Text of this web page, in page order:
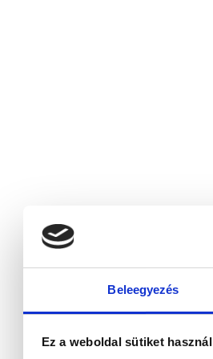
Beleegyezés
Ez a weboldal sütiket használ